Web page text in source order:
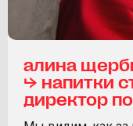
алина
⮡ напитки
директор